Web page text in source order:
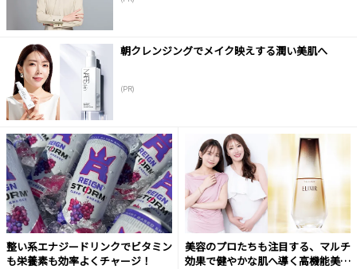
朝クレンジングでメイク映えする潤い美肌へ
(PR)
整い系エナジードリンクでビタミン
も栄養素も効率よくチャージ！
美容のプロたちも注目する、マルチ
効果で健やかな肌へ導く高機能美容